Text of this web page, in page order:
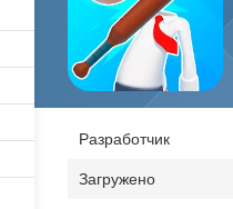
Разработчик
Загружено